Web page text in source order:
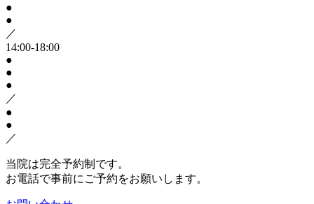
●
●
／
14:00-18:00
●
●
●
／
●
●
／
当院は完全予約制です。
お電話で事前にご予約をお願いします。